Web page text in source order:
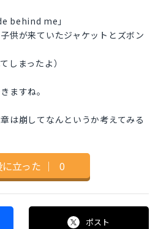
behind me」
供が来ていたジャケットとズボン
しまったよ）
ますね。
は崩してなんというか考えてみる
に立った ｜ 0
ポスト